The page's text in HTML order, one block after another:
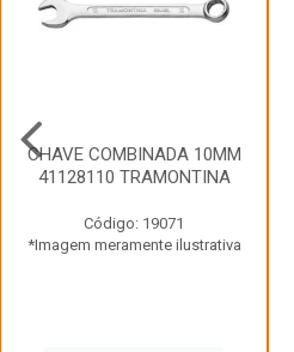
CHAVE COMBINADA 10MM
41128110 TRAMONTINA
Código: 19071
*Imagem meramente ilustrativa